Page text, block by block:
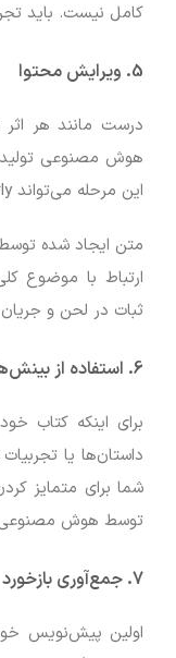
کامل نیست. باید
5. ویرایش محتوا
درست مانند هر
هوش مصنوعی تولید
این مرحله می‌تواند Grammarly یا Hemingway Editor باشد.
متن ایجاد شده
ارتباط با موضوع
ثبات در لحن و
6. استفاده از بینش‌ها و تجربیات شخصی
برای اینکه کتاب
داستان‌ها یا
شما برای متمایز
توسط هوش مصنوعی
7. جمع‌آوری بازخورد
اولین پیش‌نویس خود